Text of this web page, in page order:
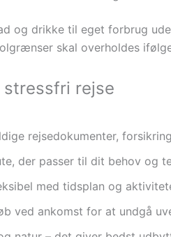
og drikke til eget forbrug
skal overholdes
rejse
rejsedokumenter,
der passer til dit behov og
med tidsplan og
ved ankomst for at undgå